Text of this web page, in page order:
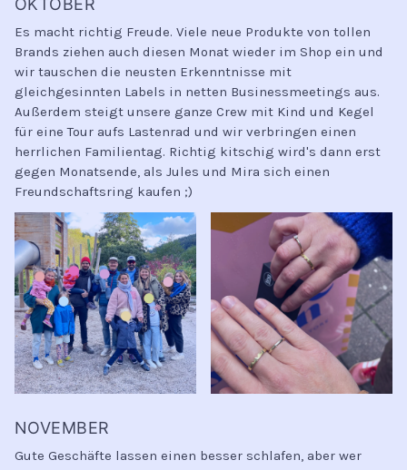
OKTOBER
Es macht richtig Freude. Viele neue Produkte von tollen
Brands ziehen auch diesen Monat wieder im Shop ein und
wir tauschen die neusten Erkenntnisse mit
gleichgesinnten Labels in netten Businessmeetings aus.
Außerdem steigt unsere ganze Crew mit Kind und Kegel
für eine Tour aufs Lastenrad und wir verbringen einen
herrlichen Familientag. Richtig kitschig wird's dann erst
gegen Monatsende, als Jules und Mira sich einen
Freundschaftsring kaufen ;)
NOVEMBER
Gute Geschäfte lassen einen besser schlafen, aber wer